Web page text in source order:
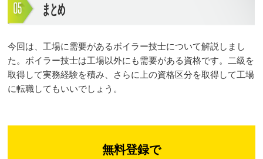
まとめ
今回は、工場に需要があるボイラー技士について解説しまし
た。ボイラー技士は工場以外にも需要がある資格です。二級を
取得して実務経験を積み、さらに上の資格区分を取得して工場
に転職してもいいでしょう。
無料登録で